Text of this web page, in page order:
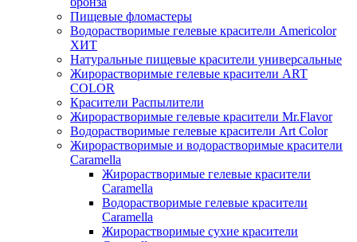
Пищевые фломастеры
Водорастворимые гелевые красители Americolor
ХИТ
Натуральные пищевые красители универсальные
Жирорастворимые гелевые красители ART
COLOR
Красители Распылители
Жирорастворимые гелевые красители Mr.Flavor
Водорастворимые гелевые красители Art Color
Жирорастворимые и водорастворимые красители
Caramella
Жирорастворимые гелевые красители
Caramella
Водорастворимые гелевые красители
Caramella
Жирорастворимые сухие красители